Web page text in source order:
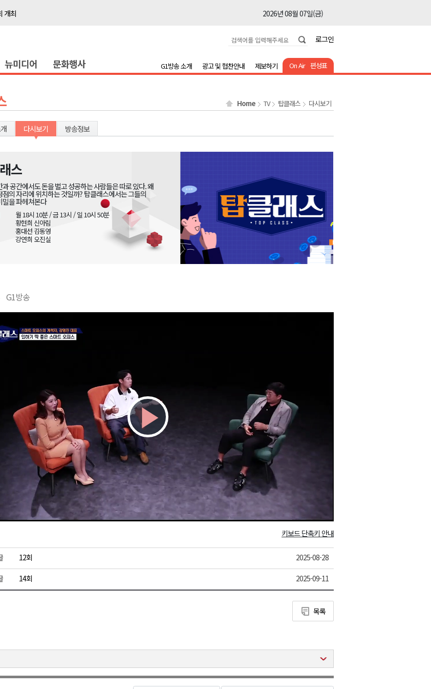
개최
2026년 08월 07일(금)
2026년 08월 07일(금)
진화 중"
2026년 08월 07일(금)
속
2026년 08월 07일(금)
료
개최
2026년 08월 07일(금)
건의
2026년 08월 07일(금)
합리조트
2026년 08월 07일(금)
진화 중"
2026년 08월 07일(금)
촉구
2026년 08월 07일(금)
2026년 08월 07일(금)
로그인
뉴미디어 문화행사 On Air 편성표
G1방송 소개 광고 및 협찬안내 제보하기
Home TV 탑클래스 다시보기
다시보기 방송정보
스
공간에서도 돈을 벌고 성공하는 사람들은 따로 있다. 왜
점의 자리에 위치하는 것일까? 탑클래스에서는 그들의
밀을 파헤쳐본다
월 18시 10분 / 금 13시 / 일 10시 50분
황현희 신아림
홍대선 김동영
강연희 오진실
G1방송
Play
Video
키보드 단축키 안내
12회 2025-08-28
14회 2025-09-11
목록